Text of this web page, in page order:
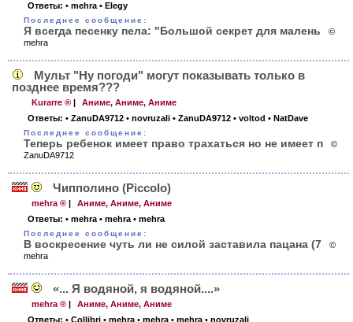
Ответы: • mehra • Elegy
Последнее сообщение:
Я всегда песенку пела: "Большой секрет для малень
©
mehra
Мульт "Ну погоди" могут показывать только в
позднее время???
Kurarre ® |
Аниме, Аниме, Аниме
Ответы: • ZanuDA9712 • novruzali • ZanuDA9712 • voltod • NatDave
Последнее сообщение:
Теперь ребенок имеет право трахаться но не имеет п
©
ZanuDA9712
Чипполино (Piccolo)
mehra ® |
Аниме, Аниме, Аниме
Ответы: • mehra • mehra • mehra
Последнее сообщение:
В воскресение чуть ли не силой заставила пацана (7
©
mehra
«... Я водяной, я водяной....»
mehra ® |
Аниме, Аниме, Аниме
Ответы: • Collibri • mehra • mehra • mehra • novruzali